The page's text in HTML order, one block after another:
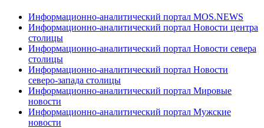
Информационно-аналитический портал MOS.NEWS
Информационно-аналитический портал Новости центра
столицы
Информационно-аналитический портал Новости севера
столицы
Информационно-аналитический портал Новости
северо-запада столицы
Информационно-аналитический портал Мировые
новости
Информационно-аналитический портал Мужские
новости